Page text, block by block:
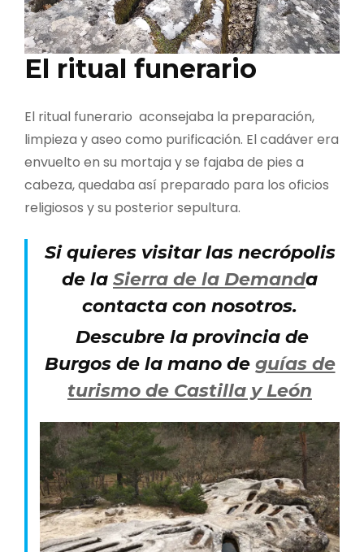
El ritual funerario
El ritual funerario aconsejaba la preparación,
limpieza y aseo como purificación. El cadáver era
envuelto en su mortaja y se fajaba de pies a
cabeza, quedaba así preparado para los oficios
religiosos y su posterior sepultura.
Si quieres visitar las necrópolis
de la Sierra de la Demanda
contacta con nosotros.
Descubre la provincia de
Burgos de la mano de guías de
turismo de Castilla y León